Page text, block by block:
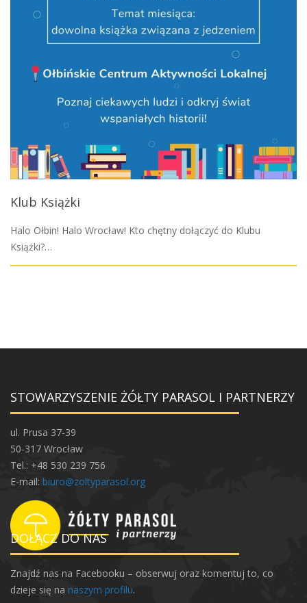
Klub Książki
Halo Ołbin! Halo Wrocław! Kto chętny dołączyć do Klubu
Książki?…
STOWARZYSZENIE ŻÓŁTY PARASOL I PARTNERZY
ul. Prusa 37-39
50-317 Wrocław
Tel.: +48 530 239 756
E-mail: biuro@zoltyparasol.org
DOŁĄCZ DO NAS
Znajdź nas na Facebooku – obserwuj oraz komentuj to, co
dzieje się na naszym profilu.